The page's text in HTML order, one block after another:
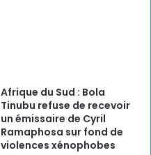
Afrique du Sud : Bola
Tinubu refuse de recevoir
un émissaire de Cyril
Ramaphosa sur fond de
violences xénophobes